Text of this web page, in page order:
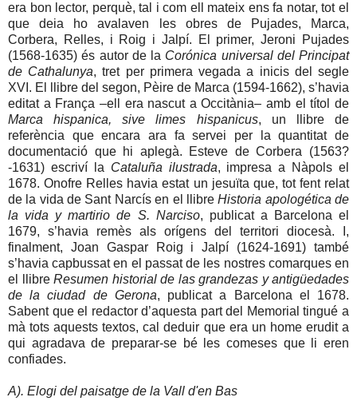
era bon lector, perquè, tal i com ell mateix ens fa notar, tot el
que deia ho avalaven les obres de Pujades, Marca,
Corbera, Relles, i Roig i Jalpí. El primer, Jeroni Pujades
(1568-1635) és autor de la Corónica universal del Principat
de Cathalunya, tret per primera vegada a inicis del segle
XVI. El llibre del segon, Pèire de Marca (1594-1662), s’havia
editat a França –ell era nascut a Occitània– amb el títol de
Marca hispanica, sive limes hispanicus, un llibre de
referència que encara ara fa servei per la quantitat de
documentació que hi aplegà. Esteve de Corbera (1563?
-1631) escriví la Cataluña ilustrada, impresa a Nàpols el
1678. Onofre Relles havia estat un jesuïta que, tot fent relat
de la vida de Sant Narcís en el llibreHistoria apologética de
la vida y martirio de S. Narciso, publicat a Barcelona el
1679, s’havia remès als orígens del territori diocesà. I,
finalment, Joan Gaspar Roig i Jalpí (1624-1691) també
s’havia capbussat en el passat de les nostres comarques en
el llibre Resumen historial de las grandezas y antigüedades
de la ciudad de Gerona, publicat a Barcelona el 1678.
Sabent que el redactor d’aquesta part del Memorial tingué a
mà tots aquests textos, cal deduir que era un home erudit a
qui agradava de preparar-se bé les comeses que li eren
confiades.
A). Elogi del paisatge de la Vall d'en Bas